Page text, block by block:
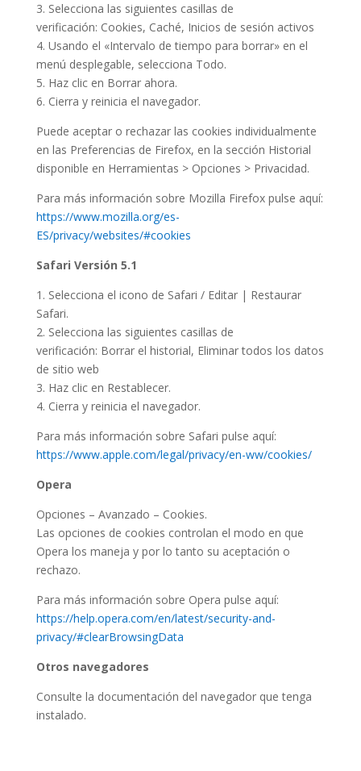
3. Selecciona las siguientes casillas de
verificación: Cookies, Caché, Inicios de sesión activos
4. Usando el «Intervalo de tiempo para borrar» en el
menú desplegable, selecciona Todo.
5. Haz clic en Borrar ahora.
6. Cierra y reinicia el navegador.
Puede aceptar o rechazar las cookies individualmente
en las Preferencias de Firefox, en la sección Historial
disponible en Herramientas > Opciones > Privacidad.
Para más información sobre Mozilla Firefox pulse aquí:
https://www.mozilla.org/es-
ES/privacy/websites/#cookies
Safari Versión 5.1
1. Selecciona el icono de Safari / Editar | Restaurar
Safari.
2. Selecciona las siguientes casillas de
verificación: Borrar el historial, Eliminar todos los datos
de sitio web
3. Haz clic en Restablecer.
4. Cierra y reinicia el navegador.
Para más información sobre Safari pulse aquí:
https://www.apple.com/legal/privacy/en-ww/cookies/
Opera
Opciones – Avanzado – Cookies.
Las opciones de cookies controlan el modo en que
Opera los maneja y por lo tanto su aceptación o
rechazo.
Para más información sobre Opera pulse aquí:
https://help.opera.com/en/latest/security-and-
privacy/#clearBrowsingData
Otros navegadores
Consulte la documentación del navegador que tenga
instalado.